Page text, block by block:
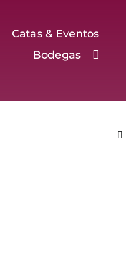
Catas & Eventos
Bodegas